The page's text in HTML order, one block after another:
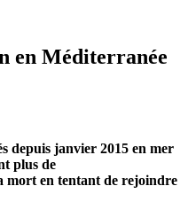
en Méditerranée
depuis janvier 2015 en mer
plus de
mort en tentant de rejoindre